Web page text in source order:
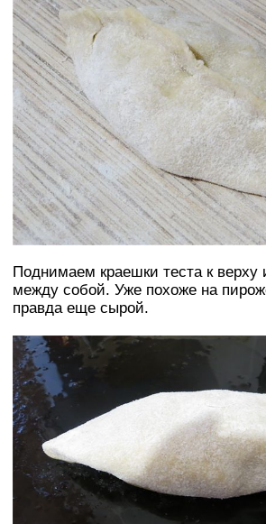
Поднимаем краешки теста к верху
между собой. Уже похоже на
правда еще сырой.